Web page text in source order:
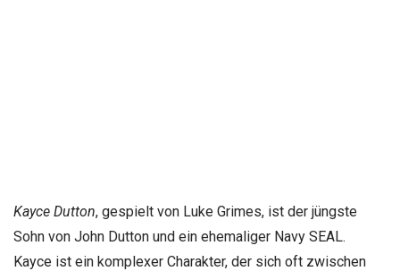
Kayce Dutton, gespielt von Luke Grimes, ist der jüngste
Sohn von John Dutton und ein ehemaliger Navy SEAL.
Kayce ist ein komplexer Charakter, der sich oft zwischen